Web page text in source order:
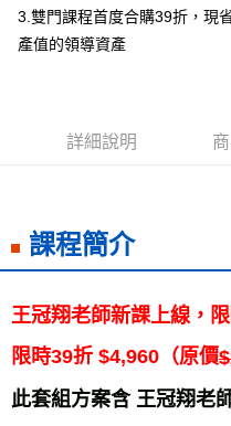
數位商品海外免運
3.雙門課程首度合購39折，現
產值的領導資產
詳細說明
課程簡介
王冠翔老師新課上線，
限時39折 $4,960（原價
此套組方案含 王冠翔老